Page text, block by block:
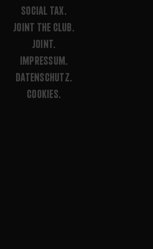
SOCIAL TAX.
JOINT THE CLUB.
JOINT.
IMPRESSUM.
DATENSCHUTZ.
COOKIES.